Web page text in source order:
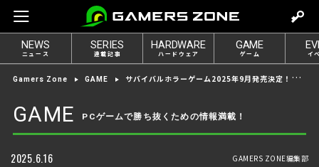
e
t
o
g
NEWS
ニュース
SERIES
連載記事
HARDWARE
ハードウェア
GAME
ゲーム イ
Gamers Zone GAME サバイバルホラーゲーム2025年9月発売決定！Switch・PS5版『ポピープレイタイム トリプルパック』予約開始
GAME PCゲームで勝ち抜くための情報満載！
2025.6.16 GAMERS ZONE編集部